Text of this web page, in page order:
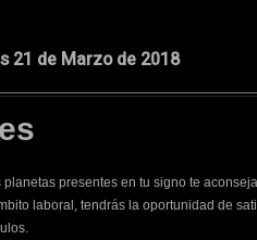
21 de Marzo de 2018
planetas presentes en tu signo te
laboral, tendrás la oportunidad de